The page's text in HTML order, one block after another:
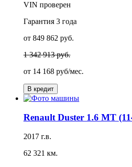
VIN проверен
Гарантия 3 года
от 849 862 руб.
1 342 913 руб.
от 14 168 руб/мес.
В кредит
Renault Duster 1.6 MT
2017 г.в.
62 321 км.